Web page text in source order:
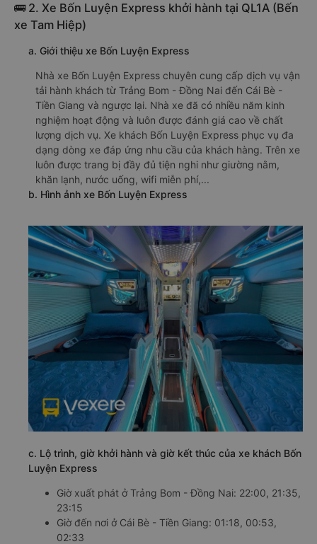
🚌 2. Xe Bốn Luyện Express khởi hành tại QL1A (Bến
xe Tam Hiệp)
a. Giới thiệu xe Bốn Luyện Express
Nhà xe Bốn Luyện Express chuyên cung cấp dịch vụ vận
tải hành khách từ Trảng Bom - Đồng Nai đến Cái Bè -
Tiền Giang và ngược lại. Nhà xe đã có nhiều năm kinh
nghiệm hoạt động và luôn được đánh giá cao về chất
lượng dịch vụ. Xe khách Bốn Luyện Express phục vụ đa
dạng dòng xe đáp ứng nhu cầu của khách hàng. Trên xe
luôn được trang bị đầy đủ tiện nghi như giường nằm,
khăn lạnh, nước uống, wifi miễn phí,...
b. Hình ảnh xe Bốn Luyện Express
c. Lộ trình, giờ khởi hành và giờ kết thúc của xe khách Bốn
Luyện Express
Giờ xuất phát ở Trảng Bom - Đồng Nai: 22:00, 21:35,
23:15
Giờ đến nơi ở Cái Bè - Tiền Giang: 01:18, 00:53,
02:33